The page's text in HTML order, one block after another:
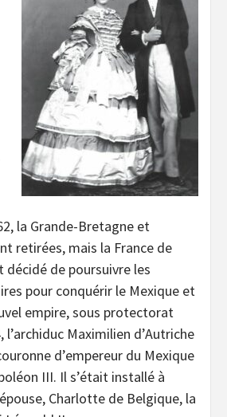
la Grande-Bretagne et
retirées, mais la France de
décidé de poursuivre les
pour conquérir le Mexique et
empire, sous protectorat
l’archiduc Maximilien d’Autriche
d’empereur du Mexique
III. Il s’était installé à
Charlotte de Belgique, la